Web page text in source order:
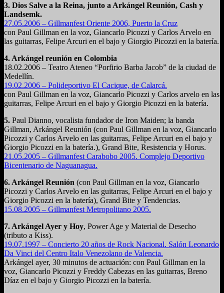
3. Dios Salve a la Reina, junto a Arkángel Reunión, Cash y
Landsemk.
27.05.2006 – Gillmanfest Oriente 2006, Puerto la Cruz
con Paul Gillman en la voz, Giancarlo Picozzi y Carlos Arvelo en
las guitarras, Felipe Arcuri en el bajo y Giorgio Picozzi en la batería.
4. Arkángel reunión en Colombia
18.02.2006 – Teatro Ateneo “Porfirio Barba Jacob” de la ciudad de
Medellín.
19.02.2006 – Polideportivo El Cacique, de Calarcá.
con Paul Gillman en la voz, Giancarlo Picozzi y Carlos arvelo en las
guitarras, Felipe Arcuri en el bajo y Giorgio Picozzi en la batería.
5. Paul Dianno, vocalista fundador de Iron Maiden; la banda
Gillman, Arkángel Reunión (con Paul Gillman en la voz, Giancarlo
Picozzi y Carlos Arvelo en las guitarras, Felipe Arcuri en el bajo y
Giorgio Picozzi en la batería.), Grand Bite, Resistencia y Horus.
21.05.2005 – Gillmanfest Carabobo 2005. Complejo Deportivo
Bicentenario de Naguanagua.
6. Arkángel Reunión (con Paul Gillman en la voz, Giancarlo
Picozzi y Carlos Arvelo en las guitarras, Felipe Arcuri en el bajo y
Giorgio Picozzi en la batería), Grand Bite y Tendencias.
15.08.2005 – Gillmanfest Metropolitano 2005.
7. Arkángel Ayer y Hoy, Power Age y Material de Desecho
(tributo a Kiss).
19.07.1997 – Concierto 20 años de Rock Nacional. Salón Leonardo
Da Vinci del Centro Italo Venezolano de Valencia.
Arkángel ayer, 30 minutos de actuación: con Paul Gillman en la
voz, Giancarlo Picozzi y Freddy Cabezas en las guitarras, Breno
Díaz en el bajo y Giorgio Picozzi en la batería.